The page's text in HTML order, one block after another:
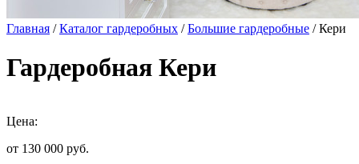
Главная /Каталог гардеробных /Большие гардеробные / Кери
Гардеробная Кери
Цена:
от 130 000 руб.